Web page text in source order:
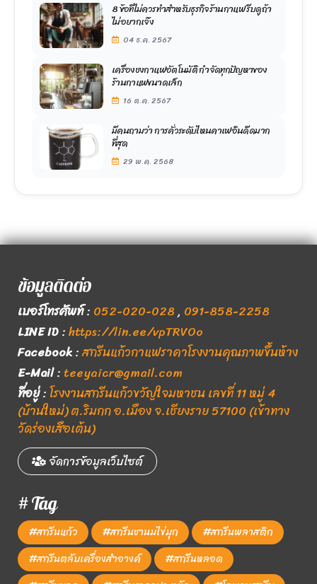
8 ข้อที่ไม่ควรทำสำหรับธุรกิจร้านกาแฟ รีบดูถ้า
ไม่อยากเจ๊ง
04 ธ.ค. 2567
เครื่องชงกาแฟอัตโนมัติ กำจัดทุกปัญหาของ
ร้านกาแฟขนาดเล็ก
16 ต.ค. 2567
มีคนถามว่า การคั่วระดับไหนคาเฟอินดีดมาก
ที่สุด
29 พ.ค. 2568
ข้อมูลติดต่อ
เบอร์โทรศัพท์: 052-020-028, 091-858-2258
LINE ID:https://lin.ee/vpTRVOo
Facebook:สกรีนแก้วกาแฟราคาโรงงานคุณภาพขึ้นห้าง
E-Mail:teeyaicr@gmail.com
ที่อยู่:โรงงานสกรีนแก้วขวัญใจมหาชน เลขที่ 11 หมู่ 4
(บ้านใหม่) ต.ริมกก อ.เมือง จ.เชียงราย 57100 (เข้าทาง
วัดร่องเสือเต้น)
จัดการข้อมูลเว็บไซต์
# Tag
#สกรีนแก้ว #สกรีนชานมไข่มุก
#สกรีนพลาสติก
#สกรีนตลับเครื่องสำอางค์
#สกรีนหลอด